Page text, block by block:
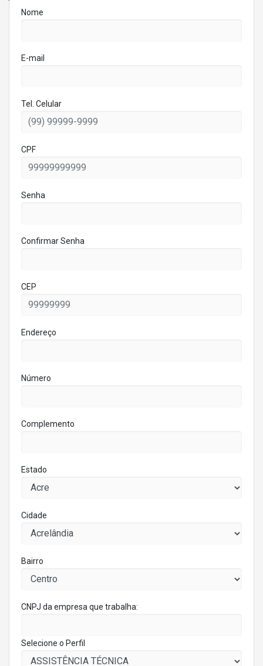
Nome
E-mail
Tel. Celular
CPF
Senha
Confirmar Senha
CEP
Endereço
Número
Complemento
Estado
Cidade
Bairro
CNPJ da empresa que trabalha:
Selecione o Perfil